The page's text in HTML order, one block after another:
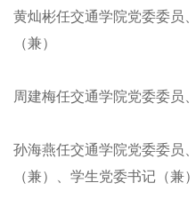
黄灿彬任交通学院党委委员
（兼）
周建梅任交通学院党委委员
孙海燕任交通学院党委委员
（兼）、学生党委书记（兼）